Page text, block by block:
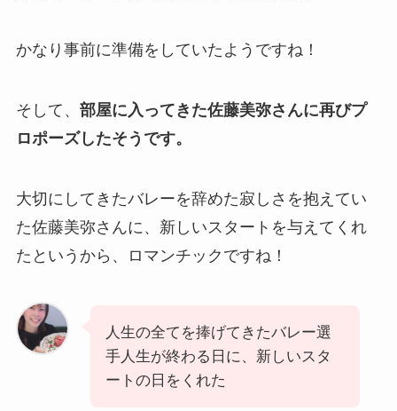
かなり事前に準備をしていたようですね！
そして、 部屋に入ってきた佐藤美弥さんに再びプ
ロポーズしたそうです。
大切にしてきたバレーを辞めた寂しさを抱えてい
た佐藤美弥さんに、新しいスタートを与えてくれ
たというから、ロマンチックですね！
人生の全てを捧げてきたバレー選
手人生が終わる日に、新しいスタ
ートの日をくれた